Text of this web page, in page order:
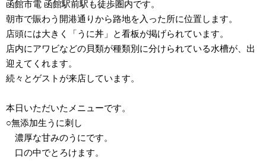
函館市電 函館駅前駅も徒歩圏内です。
朝市で賑わう開港通りから路地を入った所に位置します。
店頭には大きく「うに丼」と看板が掲げられています。
店内にアワビなどの貝類が種類別に分けられている水槽が、出
迎えてくれます。
続々とゲストが来店しています。
本日いただいたメニューです。
○無添加生うに刺し
濃厚な甘みのうにです。
口の中でとろけます。